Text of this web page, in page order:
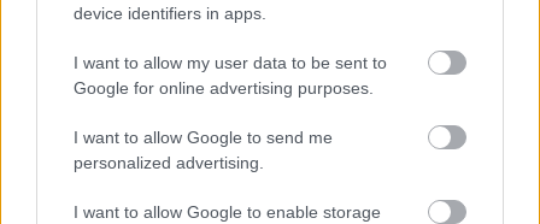
device identifiers in apps.
I want to allow my user data to be sent to
Google for online advertising purposes.
I want to allow Google to send me
personalized advertising.
I want to allow Google to enable storage
Μάθε πρώτος όλες τις σημαντικές
ειδήσεις.
Βάλε το proson.gr στα αποτελέσματα
αναζήτησης της Google